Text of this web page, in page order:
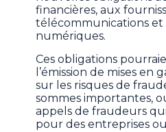
financières, aux
télécommunications
numériques.
Ces obligations
l’émission de mises en
sur les risques de
sommes importantes,
appels de fraudeurs
pour des entreprises